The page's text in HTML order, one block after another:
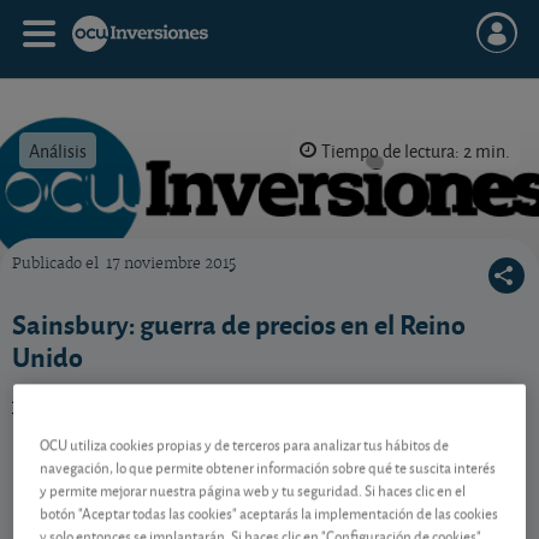
Análisis Tiempo de lectura: 2 min.
Publicado el 17 noviembre 2015
Sainsbury: guerra de precios en el Reino
Unido
Analizamos este grupo británico de la distribución.
Vea nuestro consejo.
Contenido reservado a SOCIOS
OCU utiliza cookies propias y de terceros para analizar tus hábitos de
navegación, lo que permite obtener información sobre qué te suscita interés
y permite mejorar nuestra página web y tu seguridad. Si haces clic en el
botón "Aceptar todas las cookies" aceptarás la implementación de las cookies